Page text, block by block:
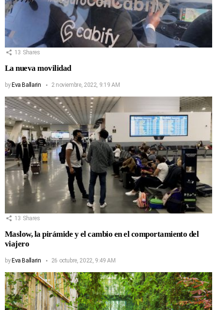
13 Shares
La nueva movilidad
byEva Ballarin 2 noviembre, 2022, 9:19 AM
13 Shares
Maslow, la pirámide y el cambio en el comportamiento del
viajero
byEva Ballarin 26 octubre, 2022, 9:49 AM